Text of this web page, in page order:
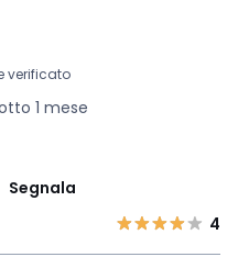
verificato
1 mese
Segnala
4